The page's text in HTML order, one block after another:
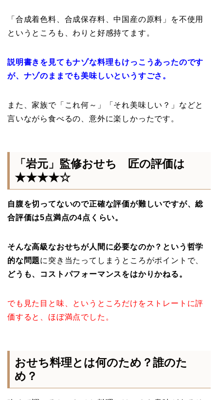
「合成着色料、合成保存料、中国産の原料」を不使用
というところも、わりと好感持てます。
説明書きを見てもナゾな料理もけっこうあったのです
が、ナゾのままでも美味しいというすごさ。
また、家族で「これ何～」「それ美味しい？」などと
言いながら食べるの、意外に楽しかったです。
「岩元」監修おせち 匠の評価は
★★★★☆
自腹を切ってないので正確な評価が難しいですが、総
合評価は5点満点の4点くらい。
そんな高級なおせちが人間に必要なのか？という哲学
的な問題に突き当たってしまうところがポイントで、
どうも、コストパフォーマンスをはかりかねる。
でも見た目と味、というところだけをストレートに評
価すると、ほぼ満点でした。
おせち料理とは何のため？誰のた
め？